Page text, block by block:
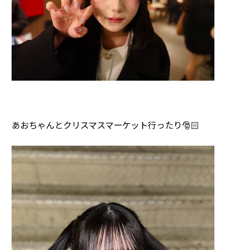
あおちゃんとクリスマスマーケット行ったり🎅🏻